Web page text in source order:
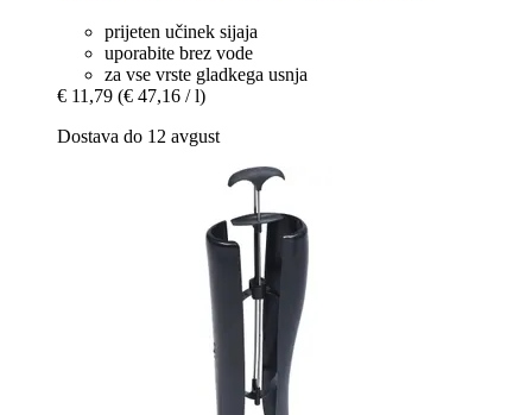
prijeten učinek sijaja
uporabite brez vode
za vse vrste gladkega usnja
€ 11,79 (€ 47,16 / l)
Dostava do 12 avgust